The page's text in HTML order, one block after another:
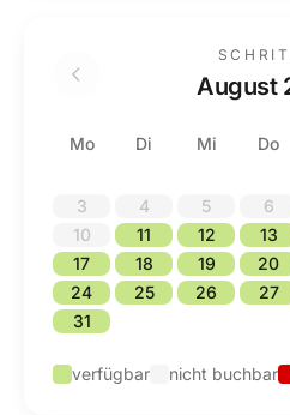
August
Mo Di Mi Do
3
4 5 6
10
11 12 13
17
18 19 20
24
25 26 27
31
verfügbar nicht buchbar